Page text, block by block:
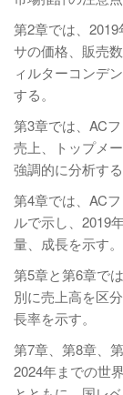
第2章では、
サの価格、販売
ィルターコンデ
する。
第3章では、AC
売上、トップメ
強調的に分析する
第4章では、AC
ルで示し、2019
量、成長を示す。
第5章と第6章で
別に売上高を区
長率を示す。
第7章、第8章、
2024年までの世